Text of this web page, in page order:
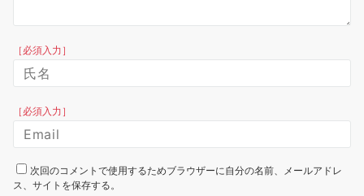
［必須入力］
［必須入力］
次回のコメントで使用するためブラウザーに自分の名前、メールアドレ
ス、サイトを保存する。